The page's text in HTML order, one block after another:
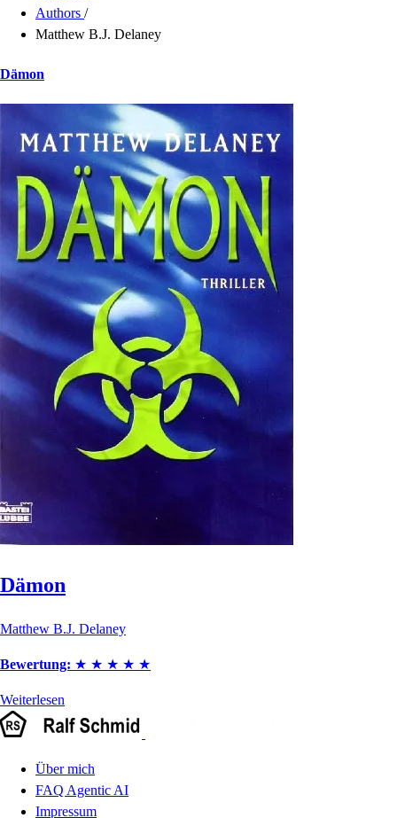
Authors /
Matthew B.J. Delaney
Dämon
Dämon
Matthew B.J. Delaney
Bewertung: ★ ★ ★ ★ ★
Weiterlesen
Über mich
FAQ Agentic AI
Impressum